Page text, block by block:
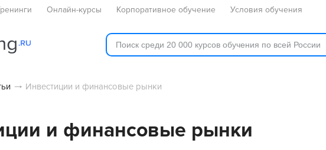
Онлайн-курсы Корпоративное обучение Условия обучения
Инвестиции и финансовые рынки
и финансовые рынки